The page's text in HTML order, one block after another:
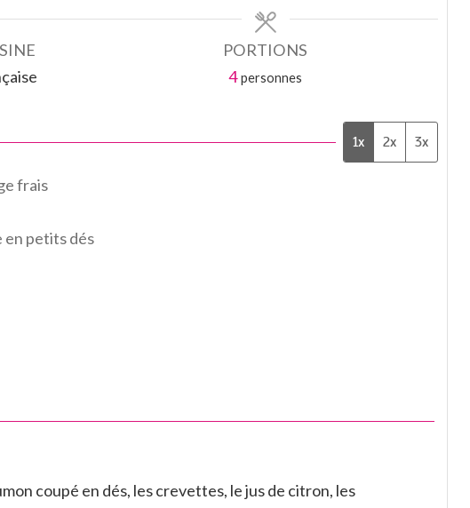
PORTIONS
4personnes
1x 2x 3x
frais
en petits dés
coupé en dés, les crevettes, le jus de citron, les